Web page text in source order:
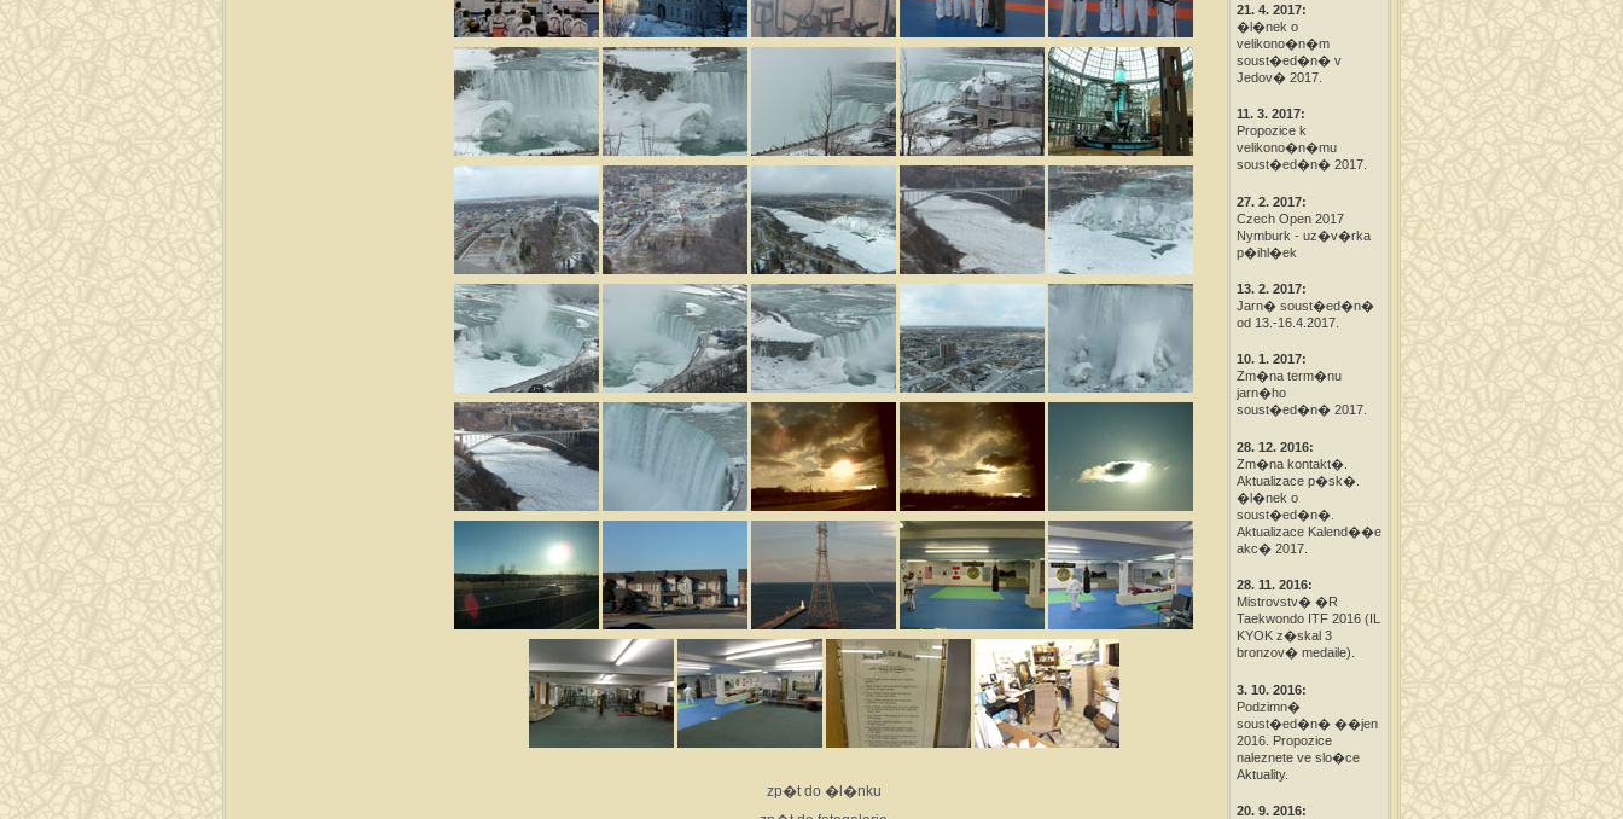
21. 4. 2017:
�l�nek o
velikono�n�m
soust�ed�n� v
Jedov� 2017.
11. 3. 2017:
Propozice k
velikono�n�mu
soust�ed�n� 2017.
27. 2. 2017:
Czech Open 2017
Nymburk - uz�v�rka
p�ihl�ek
13. 2. 2017:
Jarn� soust�ed�n�
od 13.-16.4.2017.
10. 1. 2017:
Zm�na term�nu
jarn�ho
soust�ed�n� 2017.
28. 12. 2016:
Zm�na kontakt�.
Aktualizace p�sk�.
�l�nek o
soust�ed�n�.
Aktualizace Kalend��e
akc� 2017.
28. 11. 2016:
Mistrovstv� �R
Taekwondo ITF 2016 (IL
KYOK z�skal 3
bronzov� medaile).
3. 10. 2016:
Podzimn�
soust�ed�n� ��jen
2016. Propozice
naleznete ve slo�ce
Aktuality.
20. 9. 2016:
zp�t do �l�nku